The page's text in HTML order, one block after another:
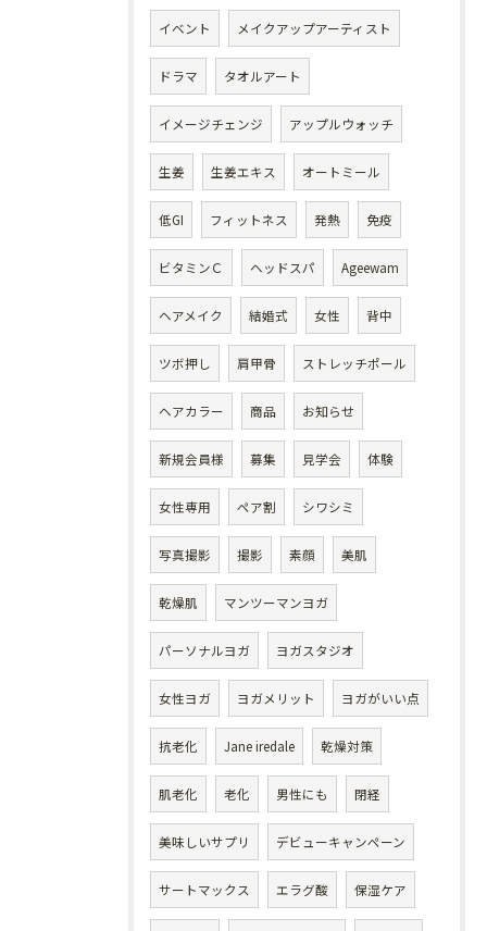
イベント メイクアップアーティスト
ドラマ タオルアート
イメージチェンジ アップルウォッチ
生姜 生姜エキス オートミール
低GI フィットネス 発熱 免疫
ビタミンＣ ヘッドスパ Ageewam
ヘアメイク 結婚式 女性 背中
ツボ押し 肩甲骨 ストレッチポール
ヘアカラー 商品 お知らせ
新規会員様 募集 見学会 体験
女性専用 ペア割 シワシミ
写真撮影 撮影 素顔 美肌
乾燥肌 マンツーマンヨガ
パーソナルヨガ ヨガスタジオ
女性ヨガ ヨガメリット ヨガがいい点
抗老化 Jane iredale 乾燥対策
肌老化 老化 男性にも 閉経
美味しいサプリ デビューキャンペーン
サートマックス エラグ酸 保湿ケア